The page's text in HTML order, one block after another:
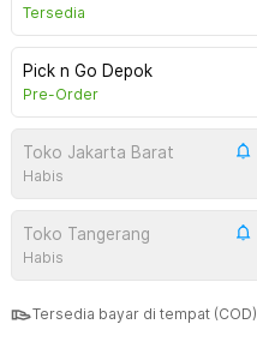
Tersedia
Pick n Go Depok
Pre-Order
Toko Jakarta Barat
Habis
Toko Tangerang
Habis
Tersedia bayar di tempat (COD)